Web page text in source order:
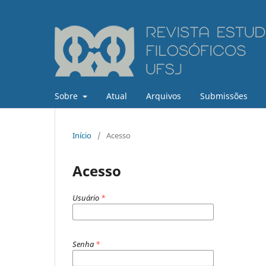
Sobre Atual Arquivos Submissões
Início / Acesso
Acesso
Usuário *
Senha *